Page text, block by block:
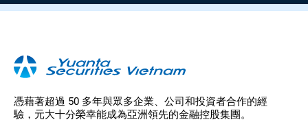
憑藉著超過 50 多年與眾多企業、公司和投資者合作的經
驗，元大十分榮幸能成為亞洲領先的金融控股集團。